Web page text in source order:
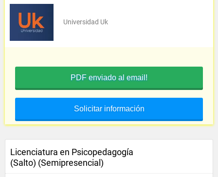
Universidad Uk
PDF enviado al email!
Solicitar información
Licenciatura en Psicopedagogía
(Salto) (Semipresencial)